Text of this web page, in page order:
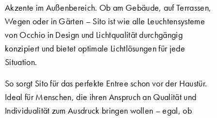
Akzente im Außenbereich. Ob am Gebäude, auf Terrassen,
Wegen oder in Gärten – Sito ist wie alle Leuchtensysteme
von Occhio in Design und Lichtqualität durchgängig
konzipiert und bietet optimale Lichtlösungen für jede
Situation.
So sorgt Sito für das perfekte Entree schon vor der Haustür.
Ideal für Menschen, die ihren Anspruch an Qualität und
Individualität zum Ausdruck bringen wollen – egal, ob